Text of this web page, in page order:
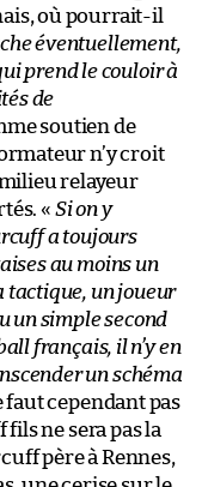
où pourrait-il
éventuellement,
prend le couloir à
de
soutien de
n’y croit
relayeur
« Si on y
a toujours
au moins un
tactique, un joueur
un simple second
français, il n’y en
un schéma
faut cependant pas
ne sera pas la
père à Rennes,